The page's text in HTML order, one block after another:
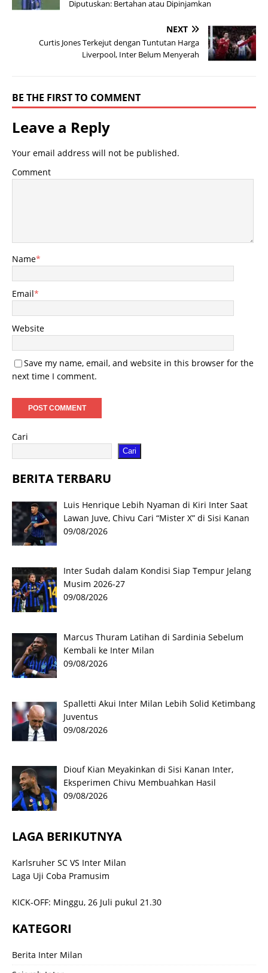
Diputuskan: Bertahan atau Dipinjamkan
NEXT
Curtis Jones Terkejut dengan Tuntutan Harga
Liverpool, Inter Belum Menyerah
BE THE FIRST TO COMMENT
Leave a Reply
Your email address will not be published.
Comment
Name*
Email*
Website
Save my name, email, and website in this browser for the
next time I comment.
Cari
Cari
BERITA TERBARU
Luis Henrique Lebih Nyaman di Kiri Inter Saat
Lawan Juve, Chivu Cari “Mister X” di Sisi Kanan
09/08/2026
Inter Sudah dalam Kondisi Siap Tempur Jelang
Musim 2026-27
09/08/2026
Marcus Thuram Latihan di Sardinia Sebelum
Kembali ke Inter Milan
09/08/2026
Spalletti Akui Inter Milan Lebih Solid Ketimbang
Juventus
09/08/2026
Diouf Kian Meyakinkan di Sisi Kanan Inter,
Eksperimen Chivu Membuahkan Hasil
09/08/2026
LAGA BERIKUTNYA
Karlsruher SC VS Inter Milan
Laga Uji Coba Pramusim
KICK-OFF: Minggu, 26 Juli pukul 21.30
KATEGORI
Berita Inter Milan